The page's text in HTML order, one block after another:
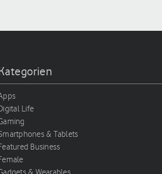
Life
& Tablets
Business